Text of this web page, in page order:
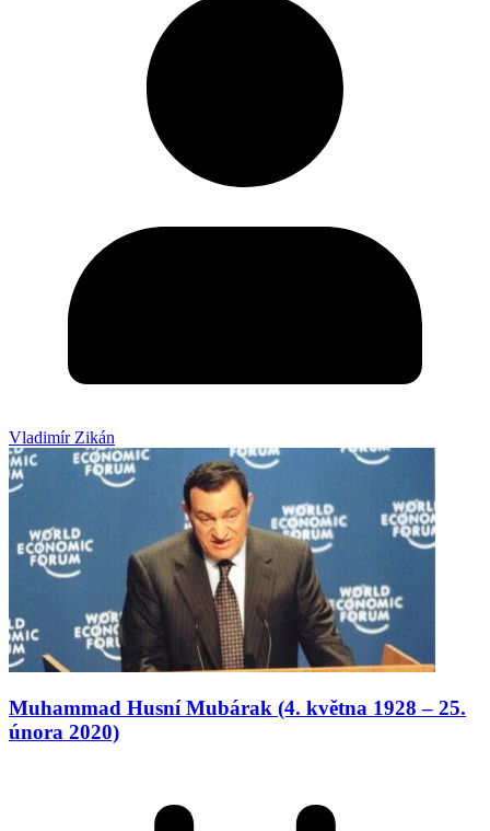
Vladimír Zikán
Muhammad Husní Mubárak (4. května 1928 – 25.
února 2020)